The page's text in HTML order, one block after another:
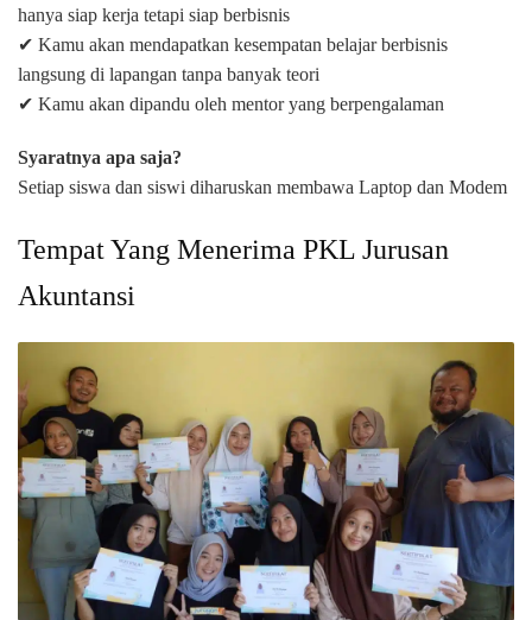
hanya siap kerja tetapi siap berbisnis
✔ Kamu akan mendapatkan kesempatan belajar berbisnis
langsung di lapangan tanpa banyak teori
✔ Kamu akan dipandu oleh mentor yang berpengalaman
Syaratnya apa saja?
Setiap siswa dan siswi diharuskan membawa Laptop dan Modem
Tempat Yang Menerima PKL Jurusan
Akuntansi